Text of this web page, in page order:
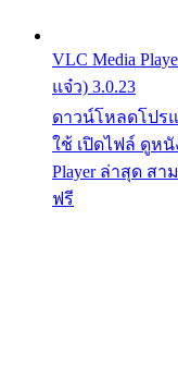
VLC Media
แจ๋ว) 3.0.23
ดาวน์โหลดโปรแ
ใช้ เปิดไฟล์ ดูห
Player ล่าสุด สา
ฟรี